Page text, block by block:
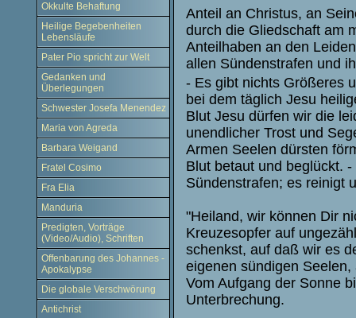
Okkulte Behaftung
Heilige Begebenheiten
Lebensläufe
Pater Pio spricht zur Welt
Gedanken und
Überlegungen
Schwester Josefa Menendez
Maria von Agreda
Barbara Weigand
Fratel Cosimo
Fra Elia
Manduria
Predigten, Vorträge
(Video/Audio), Schriften
Offenbarung des Johannes -
Apokalypse
Die globale Verschwörung
Antichrist
Anteil an Christus, an
durch die Gliedschaft am
Anteilhaben an den
allen Sündenstrafen und
- Es gibt nichts Größeres
bei dem täglich Jesu
Blut Jesu dürfen wir die
unendlicher Trost und
Armen Seelen dürsten
Blut betaut und beglückt.
Sündenstrafen; es reinigt
"Heiland, wir können Dir
Kreuzesopfer auf
schenkst, auf daß wir es
eigenen sündigen
Vom Aufgang der Sonne
Unterbrechung.